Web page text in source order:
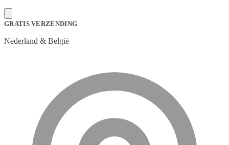
GRATIS VERZENDING
Nederland & België